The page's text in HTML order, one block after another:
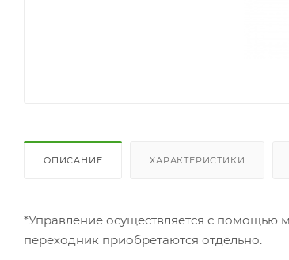
ОПИСАНИЕ ХАРАКТЕРИСТИКИ
*Управление осуществляется с помощью
переходник приобретаются отдельно.